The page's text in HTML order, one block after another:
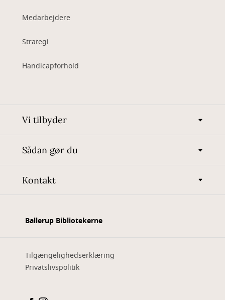
Medarbejdere
Strategi
Handicapforhold
Vi tilbyder
Sådan gør du
Kontakt
Ballerup Bibliotekerne
Tilgængelighedserklæring
Privatslivspolitik